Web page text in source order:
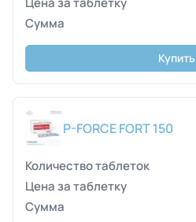
Купить
P-FORCE FORT 150